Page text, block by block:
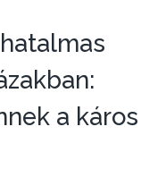
a káros